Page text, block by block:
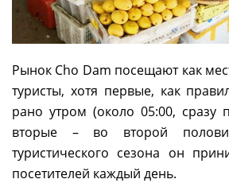
Рынок Cho Dam посещают как
туристы, хотя первые, как
рано утром (около 05:00, сразу
вторые – во второй
туристического сезона он
посетителей каждый день.